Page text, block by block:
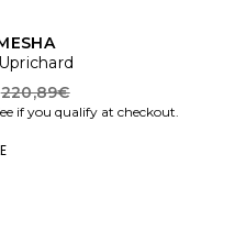
Previous price:
220,89€
if you qualify at checkout.